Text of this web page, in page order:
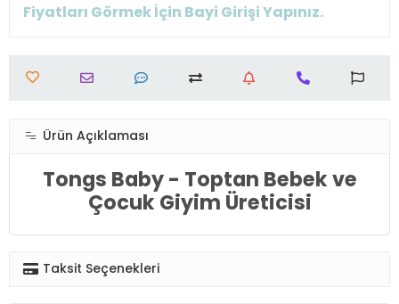
Fiyatları Görmek İçin Bayi Girişi Yapınız.
Ürün Açıklaması
Tongs Baby - Toptan Bebek ve
Çocuk Giyim Üreticisi
Taksit Seçenekleri